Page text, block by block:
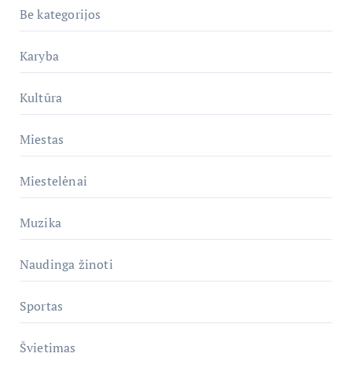
Be kategorijos
Karyba
Kultūra
Miestas
Miestelėnai
Muzika
Naudinga žinoti
Sportas
Švietimas